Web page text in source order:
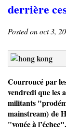
derrière
Posted on oct 3,
Courroucé par
vendredi que les
militants
mainstream) de
"vouée à l’échec".